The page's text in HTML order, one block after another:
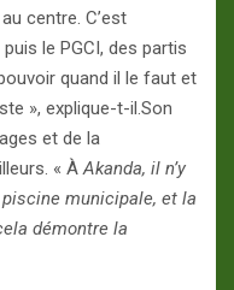
centre. C’est
puis le PGCI, des partis
quand il le faut et
», explique-t-il.Son
et de la
« ÀAkanda, il n’y
municipale, et la
démontre la